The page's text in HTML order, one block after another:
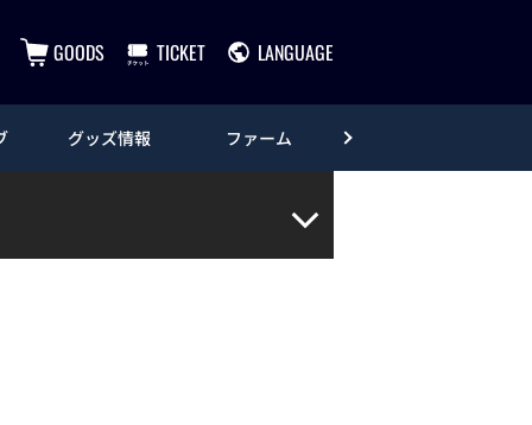
GOODS TICKET LANGUAGE
グッズ情報 ファーム